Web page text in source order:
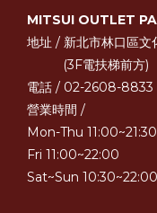
MITSUI OUTLET
地址 / 新北市林口區文
(3F電扶梯前方)
電話 / 02-2608-8833
營業時間 /
Mon-Thu 11:00~21:30
Fri 11:00~22:00
Sat~Sun 10:30~22:00